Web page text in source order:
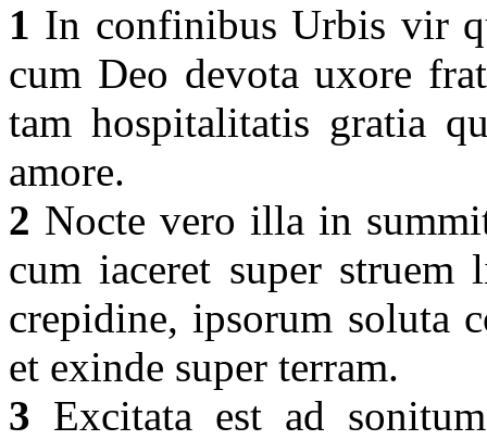
1 In confinibus Urbis vir
cum Deo devota uxore
tam hospitalitatis gratia
amore.
2 Nocte vero illa in
cum iaceret super
crepidine, ipsorum soluta
et exinde super terram.
3 Excitata est ad